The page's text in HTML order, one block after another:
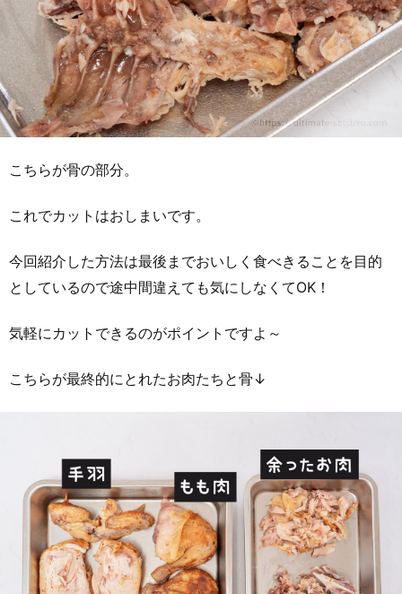
こちらが骨の部分。
これでカットはおしまいです。
今回紹介した方法は最後までおいしく食べきることを目的
としているので途中間違えても気にしなくてOK！
気軽にカットできるのがポイントですよ～
こちらが最終的にとれたお肉たちと骨↓